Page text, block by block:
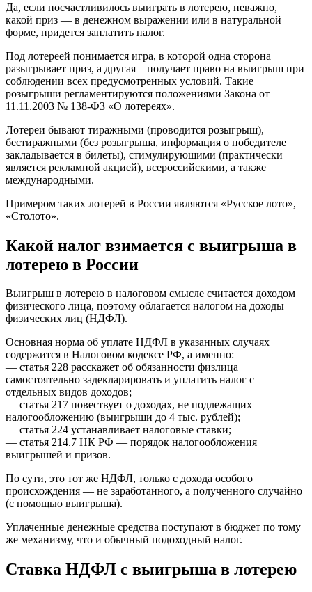
Да, если посчастливилось выиграть в лотерею, неважно,
какой приз — в денежном выражении или в натуральной
форме, придется заплатить налог.
Под лотереей понимается игра, в которой одна сторона
разыгрывает приз, а другая – получает право на выигрыш при
соблюдении всех предусмотренных условий. Такие
розыгрыши регламентируются положениями Закона от
11.11.2003 № 138-ФЗ «О лотереях».
Лотереи бывают тиражными (проводится розыгрыш),
бестиражными (без розыгрыша, информация о победителе
закладывается в билеты), стимулирующими (практически
является рекламной акцией), всероссийскими, а также
международными.
Примером таких лотерей в России являются «Русское лото»,
«Столото».
Какой налог взимается с выигрыша в
лотерею в России
Выигрыш в лотерею в налоговом смысле считается доходом
физического лица, поэтому облагается налогом на доходы
физических лиц (НДФЛ).
Основная норма об уплате НДФЛ в указанных случаях
содержится в Налоговом кодексе РФ, а именно:
— статья 228 расскажет об обязанности физлица
самостоятельно задекларировать и уплатить налог с
отдельных видов доходов;
— статья 217 повествует о доходах, не подлежащих
налогообложению (выигрыши до 4 тыс. рублей);
— статья 224 устанавливает налоговые ставки;
— статья 214.7 НК РФ — порядок налогообложения
выигрышей и призов.
По сути, это тот же НДФЛ, только с дохода особого
происхождения — не заработанного, а полученного случайно
(с помощью выигрыша).
Уплаченные денежные средства поступают в бюджет по тому
же механизму, что и обычный подоходный налог.
Ставка НДФЛ с выигрыша в лотерею